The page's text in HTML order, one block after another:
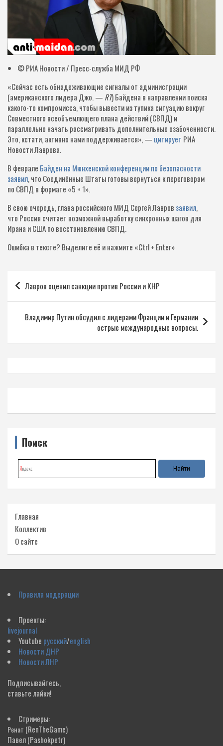
© РИА Новости / Пресс-служба МИД РФ
«Сейчас есть обнадеживающие сигналы от администрации
(американского лидера Джо. — RT) Байдена в направлении поиска
какого-то компромисса, чтобы вывести из тупика ситуацию вокруг
Совместного всеобъемлющего плана действий (СВПД) и
параллельно начать рассматривать дополнительные озабоченности.
Это, кстати, активно нами поддерживается», — цитирует РИА
Новости Лаврова.
В феврале Байден на Мюнхенской конференции по безопасности
заявил, что Соединённые Штаты готовы вернуться к переговорам
по СВПД в формате «5 + 1».
В свою очередь, глава российского МИД Сергей Лавров заявил,
что Россия считает возможной выработку синхронных шагов для
Ирана и США по восстановлению СВПД.
Ошибка в тексте? Выделите её и нажмите «Ctrl + Enter»
Навигация
по
записям
Лавров оценил санкции против России и КНР
Владимир Путин обсудил с лидерами Франции и Германии
острые международные вопросы.
Поиск
Главная
Коллектив
О сайте
Правила модерации
Проекты:
livejournal
Youtube русский/english
Новости ДНР
Новости ЛНР
Подписывайтесь,
ставьте лайки!
Стримеры:
Ренат (RenTheGame)
Павел(Pashokpetr)